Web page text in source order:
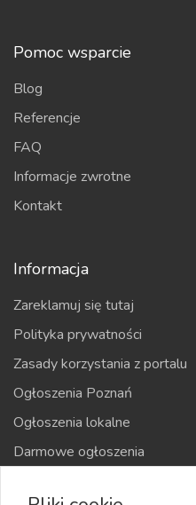
Pomoc wsparcie
Blog
Referencje
FAQ
Informacje zwrotne
Kontakt
Informacja
Zareklamuj się tutaj
Polityka prywatności
Zasady korzystania z portalu
Ogłoszenia Poznań
Ogłoszenia lokalne
Darmowe ogłoszenia